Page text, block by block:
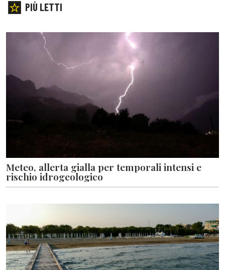
PIÙ LETTI
Meteo, allerta gialla per temporali intensi e
rischio idrogeologico